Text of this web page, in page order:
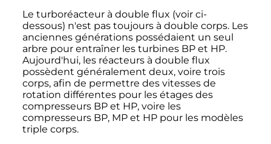
Le turboréacteur à double flux (voir ci-
dessous) n'est pas toujours à double corps. Les
anciennes générations possédaient un seul
arbre pour entraîner les turbines BP et HP.
Aujourd'hui, les réacteurs à double flux
possèdent généralement deux, voire trois
corps, afin de permettre des vitesses de
rotation différentes pour les étages des
compresseurs BP et HP, voire les
compresseurs BP, MP et HP pour les modèles
triple corps.